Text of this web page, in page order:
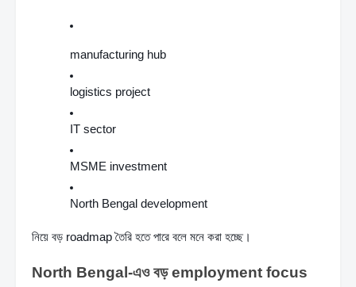
manufacturing hub
logistics project
IT sector
MSME investment
North Bengal development
নিয়ে বড় roadmap তৈরি হতে পারে বলে মনে করা হচ্ছে।
North Bengal-এও বড় employment focus